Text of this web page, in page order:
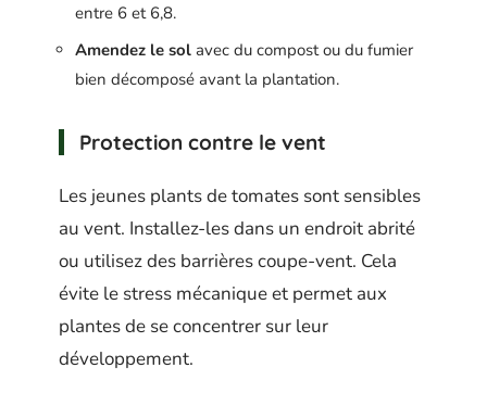
entre 6 et 6,8.
Amendez le sol avec du compost ou du fumier
bien décomposé avant la plantation.
Protection contre le vent
Les jeunes plants de tomates sont sensibles
au vent. Installez-les dans un endroit abrité
ou utilisez des barrières coupe-vent. Cela
évite le stress mécanique et permet aux
plantes de se concentrer sur leur
développement.